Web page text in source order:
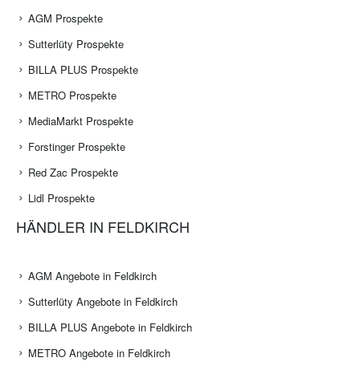
AGM Prospekte
Sutterlüty Prospekte
BILLA PLUS Prospekte
METRO Prospekte
MediaMarkt Prospekte
Forstinger Prospekte
Red Zac Prospekte
Lidl Prospekte
HÄNDLER IN FELDKIRCH
AGM Angebote in Feldkirch
Sutterlüty Angebote in Feldkirch
BILLA PLUS Angebote in Feldkirch
METRO Angebote in Feldkirch